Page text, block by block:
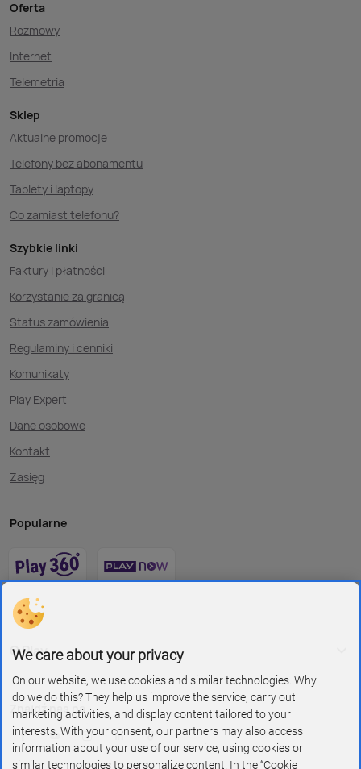
Oferta
Rozmowy
Internet
Telemetria
Sklep
Aktualne promocje
Telefony bez abonamentu
Tablety i laptopy
Co zamiast telefonu?
Szybkie linki
Faktury i płatności
Korzystanie za granicą
Status zamówienia
Regulaminy i cenniki
Komunikaty
Play Expert
Dane osobowe
Kontakt
Zasięg
Popularne
O Play
Znajdź nas na
We care about your privacy
On our website, we use cookies and similar technologies. Why
do we do this? They help us improve the service, carry out
marketing activities, and display content tailored to your
interests. With your consent, our partners may also access
information about your use of our service, using cookies or
similar technologies to personalize content. In the “Cookie